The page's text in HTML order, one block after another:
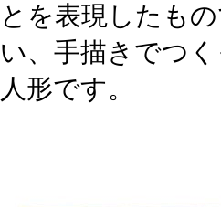
とを表現したも
い、手描きでつ
人形です。